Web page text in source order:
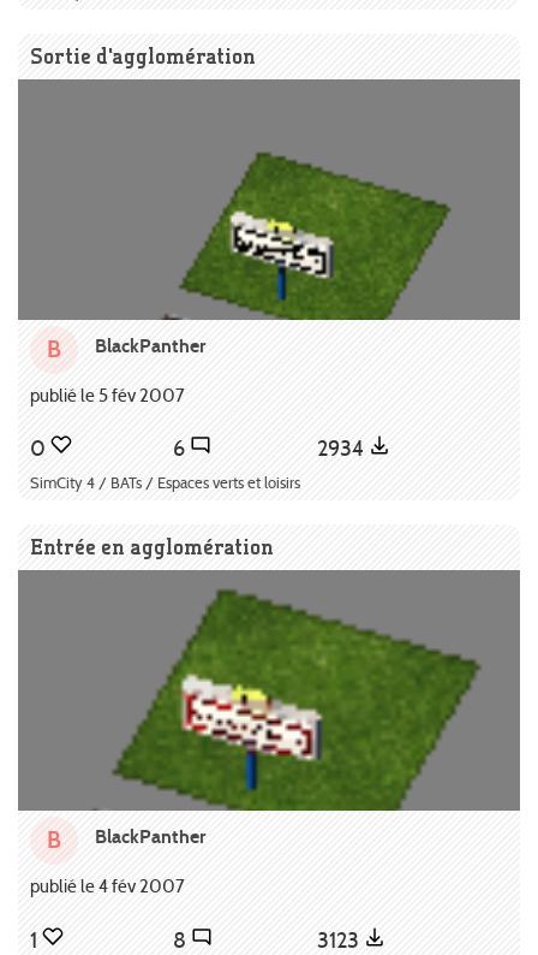
Sortie d'agglomération
B BlackPanther
publié le 5 fév 2007
0 6 2934
SimCity 4 / BATs / Espaces verts et loisirs
Entrée en agglomération
B BlackPanther
publié le 4 fév 2007
1 8 3123